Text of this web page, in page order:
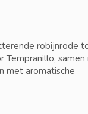
robijnrode
met aromatische